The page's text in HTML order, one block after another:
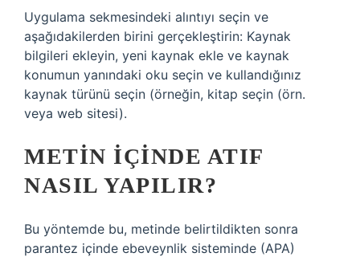
Uygulama sekmesindeki alıntıyı seçin ve
aşağıdakilerden birini gerçekleştirin: Kaynak
bilgileri ekleyin, yeni kaynak ekle ve kaynak
konumun yanındaki oku seçin ve kullandığınız
kaynak türünü seçin (örneğin, kitap seçin (örn.
veya web sitesi).
METIN IÇINDE ATIF
NASIL YAPILIR?
Bu yöntemde bu, metinde belirtildikten sonra
parantez içinde ebeveynlik sisteminde (APA)